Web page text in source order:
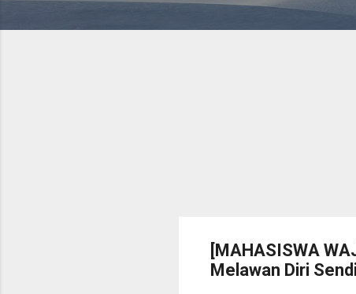
[MAHASISWA
Melawan Diri